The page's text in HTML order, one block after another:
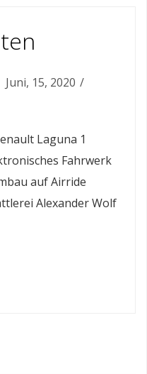
Juni, 15, 2020
Laguna 1
Fahrwerk
auf Airride
Alexander Wolf